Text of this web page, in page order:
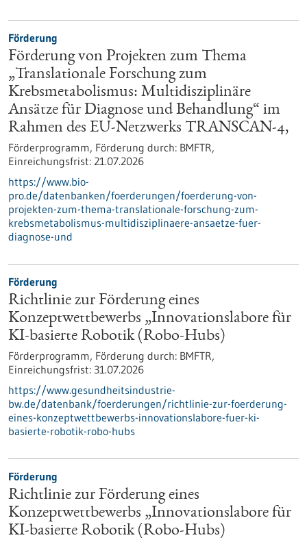
Förderung
Förderung von Projekten zum Thema
„Translationale Forschung zum
Krebsmetabolismus: Multidisziplinäre
Ansätze für Diagnose und Behandlung“ im
Rahmen des EU-Netzwerks TRANSCAN-4,
Förderprogramm, Förderung durch: BMFTR,
Einreichungsfrist: 21.07.2026
https://www.bio-
pro.de/datenbanken/foerderungen/foerderung-von-
projekten-zum-thema-translationale-forschung-zum-
krebsmetabolismus-multidisziplinaere-ansaetze-fuer-
diagnose-und
Förderung
Richtlinie zur Förderung eines
Konzeptwettbewerbs „Innovationslabore für
KI-basierte Robotik (Robo-Hubs)
Förderprogramm, Förderung durch: BMFTR,
Einreichungsfrist: 31.07.2026
https://www.gesundheitsindustrie-
bw.de/datenbank/foerderungen/richtlinie-zur-foerderung-
eines-konzeptwettbewerbs-innovationslabore-fuer-ki-
basierte-robotik-robo-hubs
Förderung
Richtlinie zur Förderung eines
Konzeptwettbewerbs „Innovationslabore für
KI-basierte Robotik (Robo-Hubs)